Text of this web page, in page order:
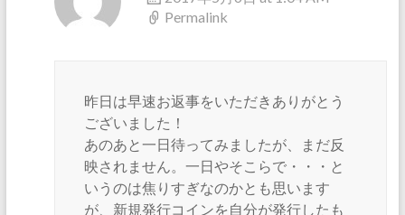
Permalink
昨日は早速お返事をいただきありがとう
ございました！
あのあと一日待ってみましたが、まだ反
映されません。一日やそこらで・・・と
いうのは焦りすぎなのかとも思います
が、新規発行コインを自分が発行したも